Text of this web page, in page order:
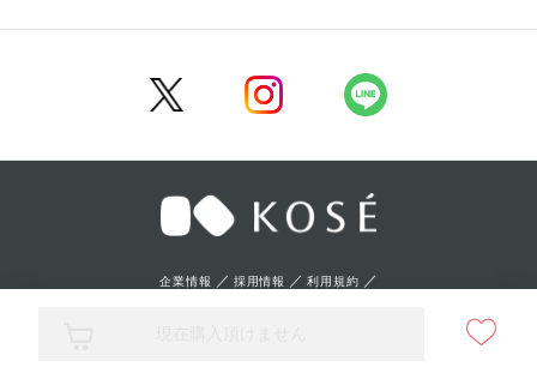
企業情報 ／ 採用情報 ／利用規約 ／